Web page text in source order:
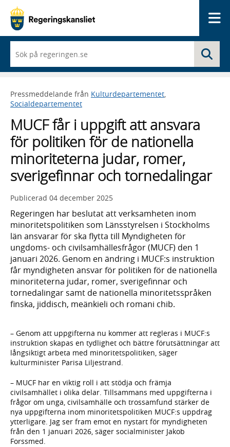
du
börjar
skriva
framträder
en
med
sökförslag
Pressmeddelande från Kulturdepartementet,
Socialdepartementet
MUCF får i uppgift att ansvara
för politiken för de nationella
minoriteterna judar, romer,
sverigefinnar och tornedalingar
Publicerad 04 december 2025
Regeringen har beslutat att verksamheten inom
minoritetspolitiken som Länsstyrelsen i Stockholms
län ansvarar för ska flytta till Myndigheten för
ungdoms- och civilsamhällesfrågor (MUCF) den 1
januari 2026. Genom en ändring i MUCF:s instruktion
får myndigheten ansvar för politiken för de nationella
minoriteterna judar, romer, sverigefinnar och
tornedalingar samt de nationella minoritetsspråken
finska, jiddisch, meänkieli och romani chib.
– Genom att uppgifterna nu kommer att regleras i MUCF:s
instruktion skapas en tydlighet och bättre förutsättningar att
långsiktigt arbeta med minoritetspolitiken, säger
kulturminister Parisa Liljestrand.
– MUCF har en viktig roll i att stödja och främja
civilsamhället i olika delar. Tillsammans med uppgifterna i
frågor om unga, civilsamhälle och trossamfund stärker de
nya uppgifterna inom minoritetspolitiken MUCF:s uppdrag
ytterligare. Jag ser fram emot en nystart för myndigheten
från den 1 januari 2026, säger socialminister Jakob
Forssmed.